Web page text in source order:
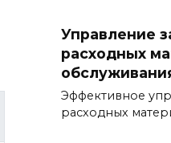
Управление
расходных
Эффективное
расходных